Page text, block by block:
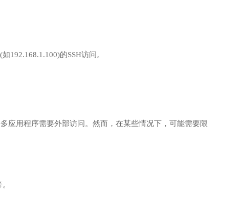
192.168.1.100)的SSH访问。
应用程序需要外部访问。然而，在某些情况下，可能需要限